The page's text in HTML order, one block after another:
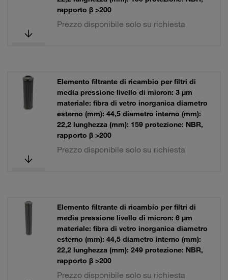
rapporto β >200
Prezzo disponibile solo su richiesta
Elemento filtrante di ricambio per filtri di
media pressione livello di micron: 3 µm
materiale: fibra di vetro inorganica diametro
esterno (mm): 44,5 diametro interno (mm):
22,2 lunghezza (mm): 159 protezione: NBR,
rapporto β >200
Prezzo disponibile solo su richiesta
Elemento filtrante di ricambio per filtri di
media pressione livello di micron: 6 µm
materiale: fibra di vetro inorganica diametro
esterno (mm): 44,5 diametro interno (mm):
22,2 lunghezza (mm): 249 protezione: NBR,
rapporto β >200
Prezzo disponibile solo su richiesta